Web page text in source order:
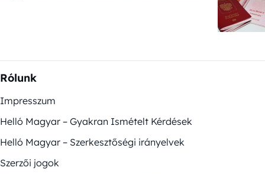
Rólunk
Impresszum
Helló Magyar – Gyakran Ismételt Kérdések
Helló Magyar – Szerkesztőségi irányelvek
Szerzői jogok